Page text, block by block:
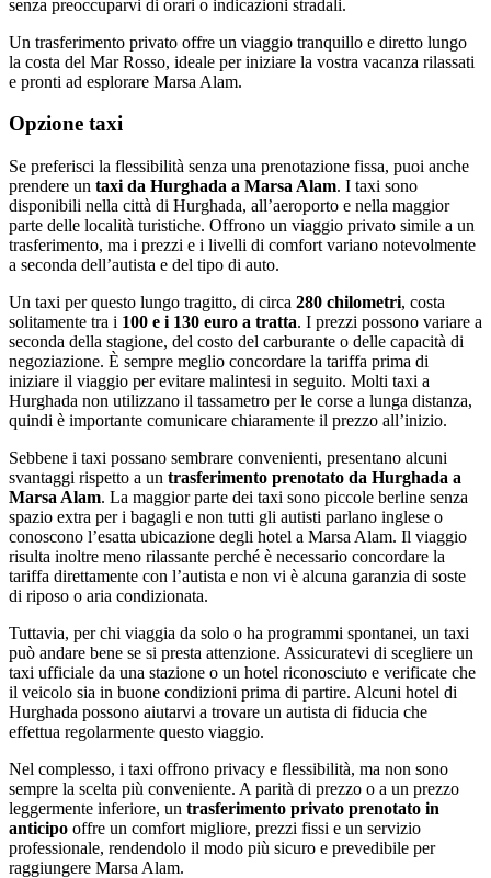
senza preoccuparvi di orari o indicazioni stradali.
Un trasferimento privato offre un viaggio tranquillo e diretto lungo
la costa del Mar Rosso, ideale per iniziare la vostra vacanza rilassati
e pronti ad esplorare Marsa Alam.
Opzione taxi
Se preferisci la flessibilità senza una prenotazione fissa, puoi anche
prendere un taxi da Hurghada a Marsa Alam. I taxi sono
disponibili nella città di Hurghada, all’aeroporto e nella maggior
parte delle località turistiche. Offrono un viaggio privato simile a un
trasferimento, ma i prezzi e i livelli di comfort variano notevolmente
a seconda dell’autista e del tipo di auto.
Un taxi per questo lungo tragitto, di circa 280 chilometri, costa
solitamente tra i 100 e i 130 euro a tratta. I prezzi possono variare a
seconda della stagione, del costo del carburante o delle capacità di
negoziazione. È sempre meglio concordare la tariffa prima di
iniziare il viaggio per evitare malintesi in seguito. Molti taxi a
Hurghada non utilizzano il tassametro per le corse a lunga distanza,
quindi è importante comunicare chiaramente il prezzo all’inizio.
Sebbene i taxi possano sembrare convenienti, presentano alcuni
svantaggi rispetto a un trasferimento prenotato da Hurghada a
Marsa Alam. La maggior parte dei taxi sono piccole berline senza
spazio extra per i bagagli e non tutti gli autisti parlano inglese o
conoscono l’esatta ubicazione degli hotel a Marsa Alam. Il viaggio
risulta inoltre meno rilassante perché è necessario concordare la
tariffa direttamente con l’autista e non vi è alcuna garanzia di soste
di riposo o aria condizionata.
Tuttavia, per chi viaggia da solo o ha programmi spontanei, un taxi
può andare bene se si presta attenzione. Assicuratevi di scegliere un
taxi ufficiale da una stazione o un hotel riconosciuto e verificate che
il veicolo sia in buone condizioni prima di partire. Alcuni hotel di
Hurghada possono aiutarvi a trovare un autista di fiducia che
effettua regolarmente questo viaggio.
Nel complesso, i taxi offrono privacy e flessibilità, ma non sono
sempre la scelta più conveniente. A parità di prezzo o a un prezzo
leggermente inferiore, un trasferimento privato prenotato in
anticipo offre un comfort migliore, prezzi fissi e un servizio
professionale, rendendolo il modo più sicuro e prevedibile per
raggiungere Marsa Alam.